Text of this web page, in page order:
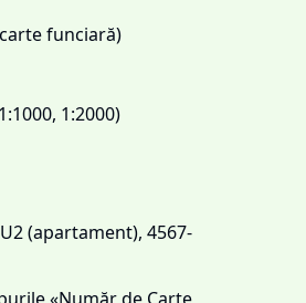
funciară)
1:2000)
(apartament), 4567-